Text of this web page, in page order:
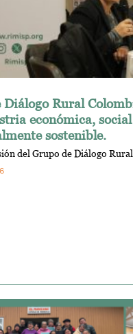
Diálogo Rural
económica,
sostenible.
del Grupo de Diálogo